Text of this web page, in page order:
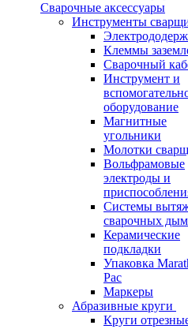
Сварочные аксессуары
Инструменты
Клеммы
Сварочный
Инструмент и
оборудование
Магнитные
угольники
Молотки
Вольфрамовые
электроды и
Системы
сварочных
Керамические
подкладки
Упаковка
Pac
Маркеры
Абразивные круги
Круги